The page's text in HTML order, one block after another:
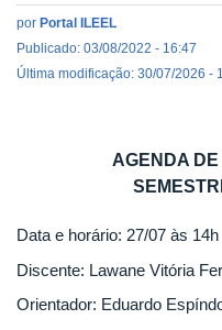
por Portal ILEEL
Publicado: 03/08/2022 - 16:47
Última modificação: 30/07/2026 -
AGENDA
Data e horário: 27/07 às 14h
Discente: Lawane Vitória
Orientador: Eduardo